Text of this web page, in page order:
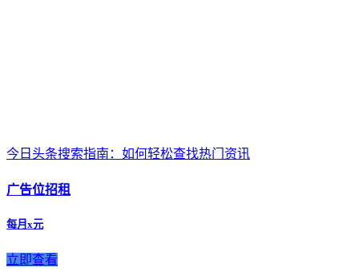
今日头条搜索指南：如何轻松查找热门资讯
广告位招租
每月x元
立即查看